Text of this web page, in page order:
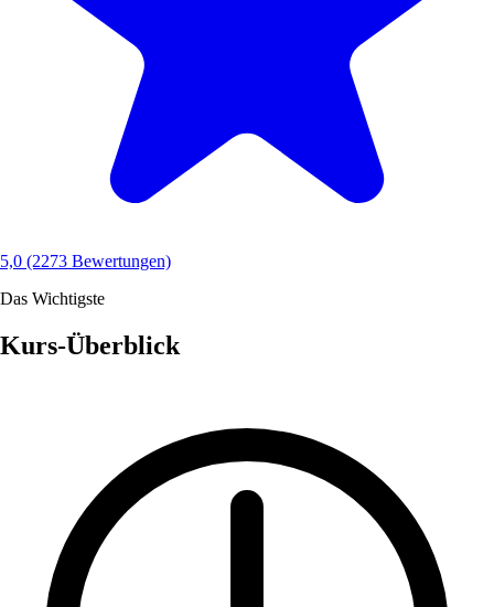
5,0 (2273 Bewertungen)
Das Wichtigste
Kurs-Überblick